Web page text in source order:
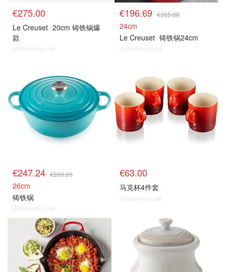
€275.00
Le Creuset 20cm 铸铁锅爆
款
@dealmoon.de
€196.69 €355.00
24cm
Le Creuset 铸铁锅24cm
@dealmoon.de
€247.24 €269.00
26cm
铸铁锅
@dealmoon.de
€63.00
马克杯4件套
@dealmoon.de